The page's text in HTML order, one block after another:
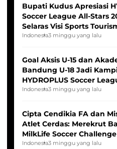
Bupati Kudus Apresiasi
Soccer League All-Stars
Selaras Visi Sports
Indonesia3 minggu yang lalu
Goal Aksis U-15 dan
Bandung U-18 Jadi
HYDROPLUS Soccer
2025/2026
Indonesia3 minggu yang lalu
Cipta Cendikia FA dan
Atlet Cerdas: Merekrut
MilkLife Soccer
HYDROPLUS Soccer
Indonesia3 minggu yang lalu